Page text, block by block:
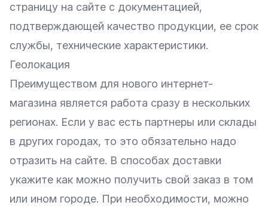
страницу на сайте с документацией,
подтверждающей качество продукции, ее срок
службы, технические характеристики.
Геолокация
Преимуществом для нового интернет-
магазина является работа сразу в нескольких
регионах. Если у вас есть партнеры или склады
в других городах, то это обязательно надо
отразить на сайте. В способах доставки
укажите как можно получить свой заказ в том
или ином городе. При необходимости, можно